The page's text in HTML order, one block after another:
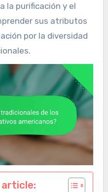
la purificación y el
sus atributos
por la diversidad
article: